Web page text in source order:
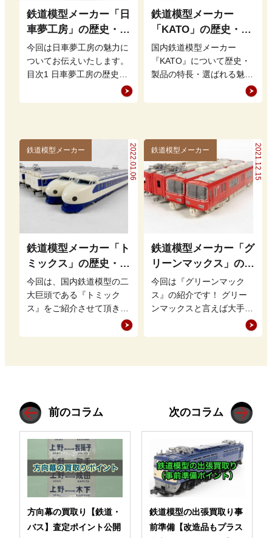
鉄道模型メーカー「日
車夢工房」の歴史・特
徴・魅力を徹底解説
今回は日車夢工房の魅力に
ついてお伝えいたします。
目次1 日車夢工房の歴史2
日車夢工房の特徴3 日車夢
工房のファンを惹きつける
鉄道模型メーカー
「KATO」の歴史・特
徴・魅力を徹底解説
国内鉄道模型メーカー
『KATO』について歴史・
製品の特長・選ばれる魅力
について解説をさせて頂き
ます。 よく聞かれる質問
2022.01.06
鉄道模型メーカー
鉄道模型メーカー「ト
ミックス」の歴史・特
徴・魅力を徹底解説
今回は、国内鉄道模型の二
大巨頭である『トミック
ス』をご紹介させて頂きま
す。 鉄道模型業界でKATO
と張り合うトミックスです
2021.12.15
鉄道模型メーカー
鉄道模型メーカー「グ
リーンマックス」の歴
史・特徴・魅力を徹底
解説
今回は『グリーンマック
ス』の紹介です！ グリー
ンマックスと言えば大手鉄
道模型メーカーが取り上げ
ないような地方の私鉄やレ
前のコラム
方向幕の買取り【鉄道・
バス】査定ポイント公開
次のコラム
鉄道模型の出張買取り事
前準備【改造品もプラス